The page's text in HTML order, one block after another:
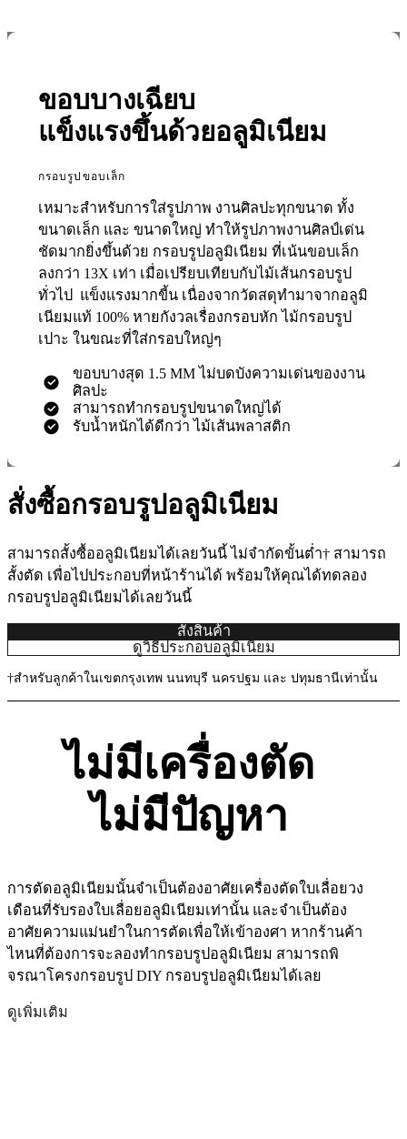
ขอบบางเฉียบ
แข็งแรงขึ้นด้วยอลูมิเนียม
กรอบรูปขอบเล็ก
เหมาะสำหรับการใส่รูปภาพ งานศิลปะทุกขนาด ทั้ง
ขนาดเล็ก และ ขนาดใหญ่ ทำให้รูปภาพงานศิลป์เด่น
ชัดมากยิ่งขึ้นด้วย กรอบรูปอลูมิเนียม ที่เน้นขอบเล็ก
ลงกว่า 13X เท่า เมื่อเปรียบเทียบกับไม้เส้นกรอบรูป
ทั่วไป แข็งแรงมากขี้น เนื่องจากวัดสดุทำมาจากอลูมิ
เนียมแท้ 100% หายกังวลเรื่องกรอบหัก ไม้กรอบรูป
เปาะ ในขณะที่ใส่กรอบใหญ่ๆ
ขอบบางสุด 1.5 MM ไม่บดบังความเด่นของงาน
ศิลปะ
สามารถทำกรอบรูปขนาดใหญ่ได้
รับน้ำหนักได้ดีกว่า ไม้เส้นพลาสติก
สั่งซื้อกรอบรูปอลูมิเนียม
สามารถสั้งซื้ออลูมิเนียมได้เลยวันนี้ ไม่จำกัดขั้นต่ำ† สามารถ
สั้งตัด เพื่อไปประกอบที่หน้าร้านได้ พร้อมให้คุณได้ทดลอง
กรอบรูปอลูมิเนียมได้เลยวันนี้
สั่งสินค้า
ดูวิธีประกอบอลูมิเนียม
†สำหรับลูกค้าในเขตกรุงเทพ นนทบุรี นครปฐม และ ปทุมธานีเท่านั้น
ไม่มีเครื่องตัด
ไม่มีปัญหา
การตัดอลูมิเนียมนั้นจำเป็นต้องอาศัยเครื่องตัดใบเลื่อยวง
เดือนที่รับรองใบเลื่อยอลูมิเนียมเท่านั้น และจำเป็นต้อง
อาศัยความแม่นยำในการตัดเพื่อให้เข้าองศา หากร้านค้า
ไหนที่ต้องการจะลองทำกรอบรูปอลูมิเนียม สามารถพิ
จรณาโครงกรอบรูป DIY กรอบรูปอลูมิเนียมได้เลย
ดูเพิ่มเติม